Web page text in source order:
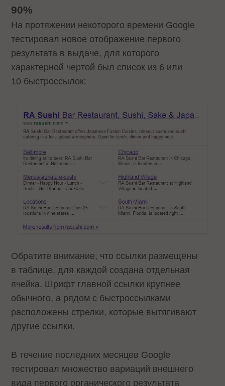
90%
На протяжении некоторого времени Google
тестировал новое отображение первого
результата в выдаче, для которого
характерной чертой был список из 6 или
10 быстроссылок:
Обратите внимание, что ссылки размещены
в таблице, для каждой создана отдельная
ячейка. Шрифт главной ссылки крупнее
обычного, а рядом с быстроссылками
расположены стрелки, которые вытягивают
другие ссылки.
В течение последних месяцев Google
тестировал множество вариаций внешнего
вида первого органического результата